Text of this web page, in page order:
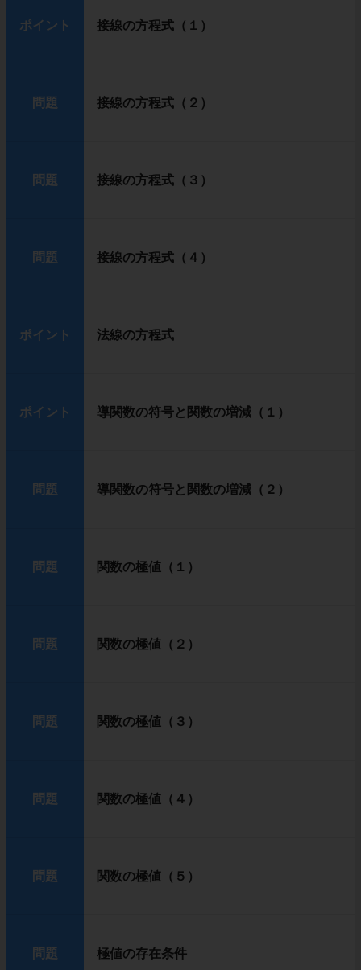
ポイント 接線の方程式（１）
問題 接線の方程式（２）
問題 接線の方程式（３）
問題 接線の方程式（４）
ポイント 法線の方程式
ポイント 導関数の符号と関数の増減（１）
問題 導関数の符号と関数の増減（２）
問題 関数の極値（１）
問題 関数の極値（２）
問題 関数の極値（３）
問題 関数の極値（４）
問題 関数の極値（５）
問題 極値の存在条件